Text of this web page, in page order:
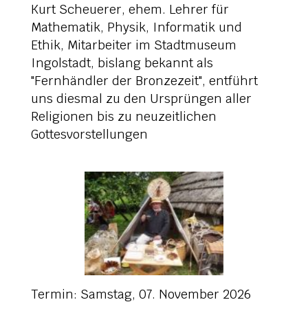
Kurt Scheuerer, ehem. Lehrer für
Mathematik, Physik, Informatik und
Ethik, Mitarbeiter im Stadtmuseum
Ingolstadt, bislang bekannt als
"Fernhändler der Bronzezeit", entführt
uns diesmal zu den Ursprüngen aller
Religionen bis zu neuzeitlichen
Gottesvorstellungen
Termin: Samstag, 07. November 2026